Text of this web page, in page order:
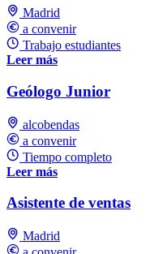
Madrid
a convenir
Trabajo estudiantes
Leer más
Geólogo Junior
alcobendas
a convenir
Tiempo completo
Leer más
Asistente de ventas
Madrid